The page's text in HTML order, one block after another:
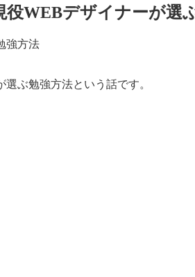
役WEBデザイナーが選
ぶ勉強方法という話です。